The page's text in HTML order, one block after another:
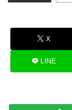
X
LINE